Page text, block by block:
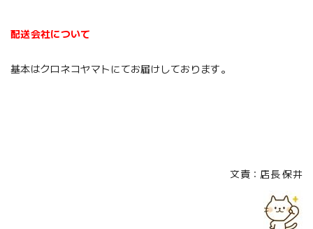
配送会社について
基本はクロネコヤマトにてお届けしております。
文責：店長 保井